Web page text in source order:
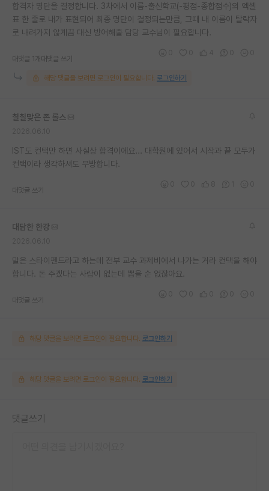
반도체 아카데미
재팬라운지 🌸
합격자 명단을 결정합니다. 3차에서 이름-출신학교(-평점-종합점수)의 엑셀
표 한 줄로 내가 표현되어 최종 명단이 결정되는만큼, 그때 내 이름이 탈락자
로 내려가지 않게끔 대신 방어해줄 담당 교수님이 필요합니다.
대댓글 1개 대댓글 쓰기
해당 댓글을 보려면 로그인이 필요합니다. 로그인하기
칠칠맞은 존 롤스
IST도 컨택만 하면 사실상 합격이에요... 대학원에 있어서 시작과 끝 모두가
컨택이라 생각하셔도 무방합니다.
대댓글 쓰기
대담한 한강
말은 스타이펜드라고 하는데 전부 교수 과제비에서 나가는 거라 컨택을 해야
합니다. 돈 주겠다는 사람이 없는데 뽑을 순 없잖아요.
대댓글 쓰기
해당 댓글을 보려면 로그인이 필요합니다. 로그인하기
해당 댓글을 보려면 로그인이 필요합니다. 로그인하기
댓글쓰기